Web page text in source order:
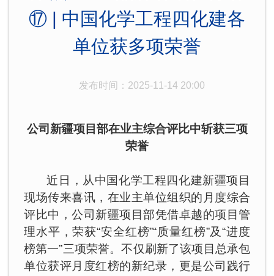
⑰ | 中国化学工程四化建各
单位获多项荣誉
发布时间：2025-11-14 20:00
公司新疆项目部在业主综合评比中斩获三项
荣誉
近日，从中国化学工程四化建新疆项目
现场传来喜讯，在业主单位组织的月度综合
评比中，公司新疆项目部凭借卓越的项目管
理水平，荣获“安全红榜”“质量红榜”及“进度
榜第一”三项荣誉。不仅刷新了该项目总承包
单位获评月度红榜的新纪录，更是公司践行